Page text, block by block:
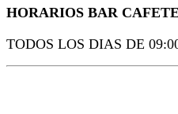
HORARIOS BAR
TODOS LOS DIAS DE